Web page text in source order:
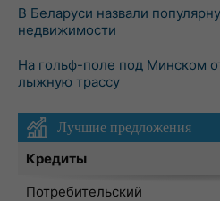
В Беларуси назвали
недвижимости
На гольф-поле под Минском
лыжную трассу
Лучшие предложения
Кредиты
Потребительский